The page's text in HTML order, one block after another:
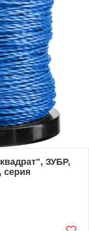
ЗУБР,
серия